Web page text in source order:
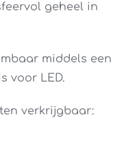
geheel in
middels een
voor LED.
verkrijgbaar: